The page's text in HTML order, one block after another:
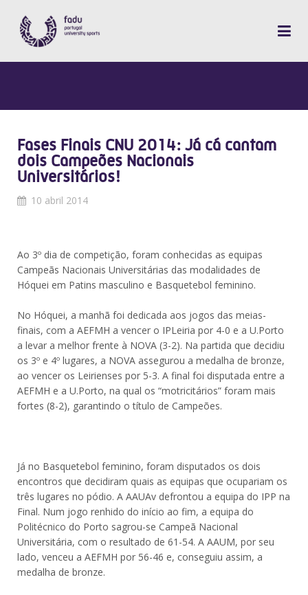
Fases Finais CNU 2014: Já cá cantam
dois Campeões Nacionais
Universitários!
10 abril 2014
Ao 3º dia de competição, foram conhecidas as equipas
Campeãs Nacionais Universitárias das modalidades de
Hóquei em Patins masculino e Basquetebol feminino.
No Hóquei, a manhã foi dedicada aos jogos das meias-
finais, com a AEFMH a vencer o IPLeiria por 4-0 e a U.Porto
a levar a melhor frente à NOVA (3-2). Na partida que decidiu
os 3º e 4º lugares, a NOVA assegurou a medalha de bronze,
ao vencer os Leirienses por 5-3. A final foi disputada entre a
AEFMH e a U.Porto, na qual os “motricitários” foram mais
fortes (8-2), garantindo o título de Campeões.
Já no Basquetebol feminino, foram disputados os dois
encontros que decidiram quais as equipas que ocupariam os
três lugares no pódio. A AAUAv defrontou a equipa do IPP na
Final. Num jogo renhido do início ao fim, a equipa do
Politécnico do Porto sagrou-se Campeã Nacional
Universitária, com o resultado de 61-54. A AAUM, por seu
lado, venceu a AEFMH por 56-46 e, conseguiu assim, a
medalha de bronze.